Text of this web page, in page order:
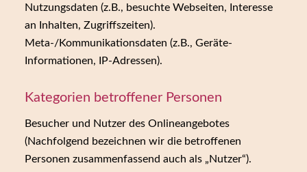
Nutzungsdaten (z.B., besuchte Webseiten, Interesse
an Inhalten, Zugriffszeiten).
Meta-/Kommunikationsdaten (z.B., Geräte-
Informationen, IP-Adressen).
Kategorien betroffener Personen
Besucher und Nutzer des Onlineangebotes
(Nachfolgend bezeichnen wir die betroffenen
Personen zusammenfassend auch als „Nutzer“).